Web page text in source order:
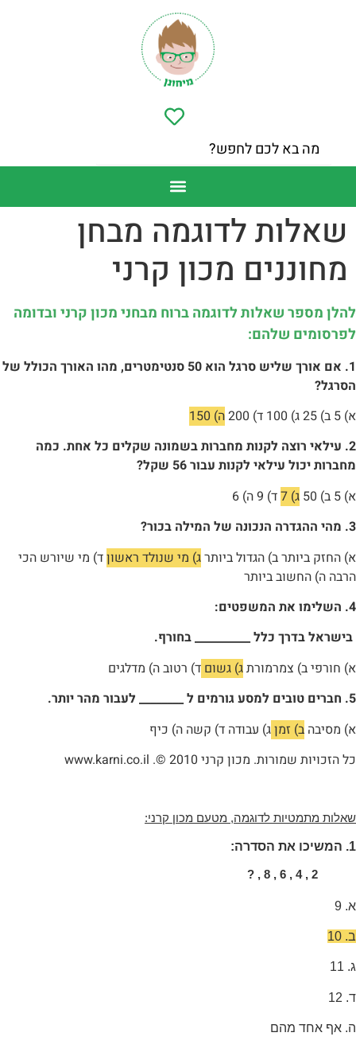
שאלות לדוגמה מבחן
מחוננים מכון קרני
להלן מספר שאלות לדוגמה ברוח מבחני מכון קרני ובדומה
לפרסומים שלהם:
1. אם אורך שליש סרגל הוא 50 סנטימטרים, מהו האורך הכולל של
הסרגל?
א) 5 ב) 25 ג) 100 ד) 200
ה) 150
2. עילאי רוצה לקנות מחברות בשמונה שקלים כל אחת. כמה
מחברות יכול עילאי לקנות עבור 56 שקל?
א) 5 ב) 50
ג) 7
ד) 9 ה) 6
3. מהי ההגדרה הנכונה של המילה בכור?
א) החזק ביותר ב) הגדול ביותרג) מי שנולד ראשוןד) מי שיורש הכי
הרבה ה) החשוב ביותר
4. השלימו את המשפטים:
בישראל בדרך כלל __________ בחורף.
א) חורפי ב) צמרמורתג) גשום ד) רטוב ה) מדלגים
5. חברים טובים למסע גורמים ל ________ לעבור מהר יותר.
א) מסיבה ב) זמןג) עבודה ד) קשה ה) כיף
כל הזכויות שמורות. מכון קרני 2010 ©.
www.karni.co.il
שאלות מתמטיות לדוגמה, מטעם מכון קרני:
1. המשיכו את הסדרה:
2 , 4 , 6 , 8 , ?
א. 9
ב. 10
ג. 11
ד. 12
ה. אף אחד מהם